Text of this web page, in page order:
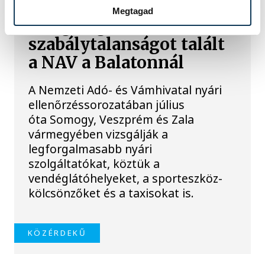
Megtagad
Rengeteg
szabálytalanságot talált
a NAV a Balatonnál
A Nemzeti Adó- és Vámhivatal nyári
ellenőrzéssorozatában július
óta Somogy, Veszprém és Zala
vármegyében vizsgálják a
legforgalmasabb nyári
szolgáltatókat, köztük a
vendéglátóhelyeket, a sporteszköz-
kölcsönzőket és a taxisokat is.
KÖZÉRDEKŰ